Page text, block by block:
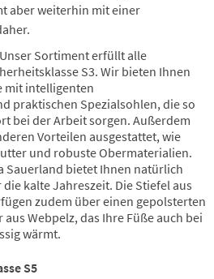
aber weiterhin mit einer
Sortiment erfüllt alle
S3. Wir bieten Ihnen
mit intelligenten
praktischen Spezialsohlen, die so
bei der Arbeit sorgen. Außerdem
Vorteilen ausgestattet, wie
und robuste Obermaterialien.
Sauerland bietet Ihnen natürlich
die kalte Jahreszeit. Die Stiefel aus
zudem über einen gepolsterten
Webpelz, das Ihre Füße auch bei
wärmt.
S5